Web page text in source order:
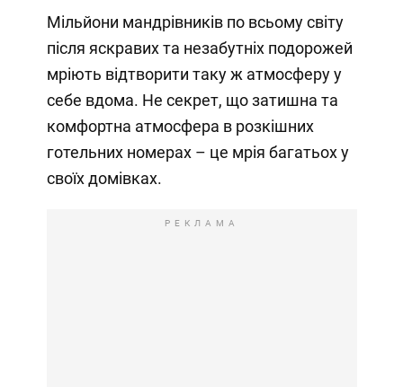
Мільйони мандрівників по всьому світу
після яскравих та незабутніх подорожей
мріють відтворити таку ж атмосферу у
себе вдома. Не секрет, що затишна та
комфортна атмосфера в розкішних
готельних номерах – це мрія багатьох у
своїх домівках.
РЕКЛАМА